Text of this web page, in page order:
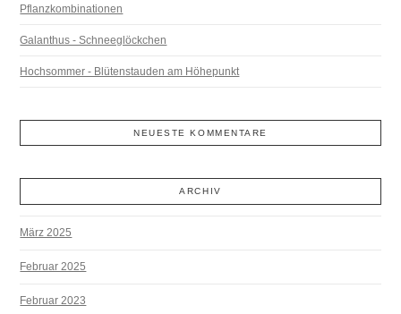
Pflanzkombinationen
Galanthus - Schneeglöckchen
Hochsommer - Blütenstauden am Höhepunkt
NEUESTE KOMMENTARE
ARCHIV
März 2025
Februar 2025
Februar 2023